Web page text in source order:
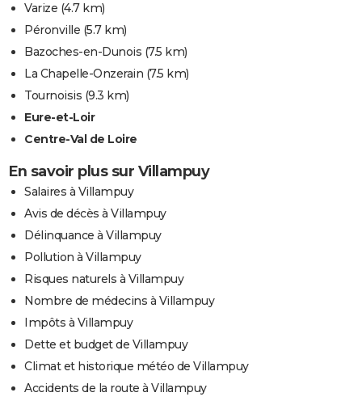
Varize (4.7 km)
Péronville (5.7 km)
Bazoches-en-Dunois (7.5 km)
La Chapelle-Onzerain (7.5 km)
Tournoisis (9.3 km)
Eure-et-Loir
Centre-Val de Loire
En savoir plus sur Villampuy
Salaires à Villampuy
Avis de décès à Villampuy
Délinquance à Villampuy
Pollution à Villampuy
Risques naturels à Villampuy
Nombre de médecins à Villampuy
Impôts à Villampuy
Dette et budget de Villampuy
Climat et historique météo de Villampuy
Accidents de la route à Villampuy